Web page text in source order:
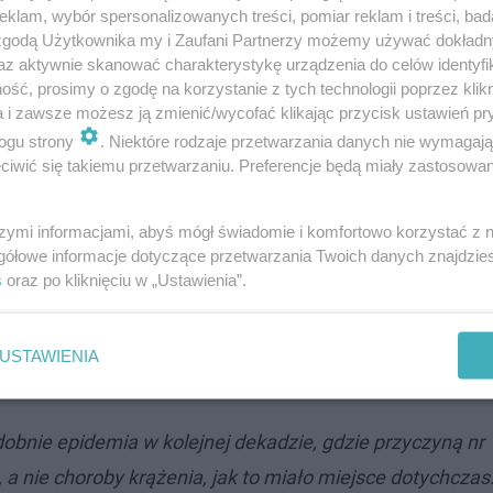
oleju i przeglądu swojego samochodu. Żaden
większość - o tym nie zapomni. Dobrze by
wszedł mężczyznom w krew i był wręcz wyraźnie
kierowców
ze statystyk, diagnoza: "rak" pada coraz częściej.
tysięcy osób.
epidemia w kolejnej dekadzie, gdzie przyczyną nr
nie choroby krążenia, jak to miało miejsce
wybór spersonalizowanych treści, pomiar reklam i treści,
Użytkownika my i Zaufani Partnerzy możemy używać
aktywnie skanować charakterystykę urządzenia do celów
prosimy o zgodę na korzystanie z tych technologii poprzez
i zawsze możesz ją zmienić/wycofać klikając przycisk ustawień
strony
. Niektóre rodzaje przetwarzania danych nie
się takiemu przetwarzaniu. Preferencje będą miały
informacjami, abyś mógł świadomie i komfortowo korzystać z
informacje dotyczące przetwarzania Twoich danych
oraz po kliknięciu w „Ustawienia”.
USTAWIENIA